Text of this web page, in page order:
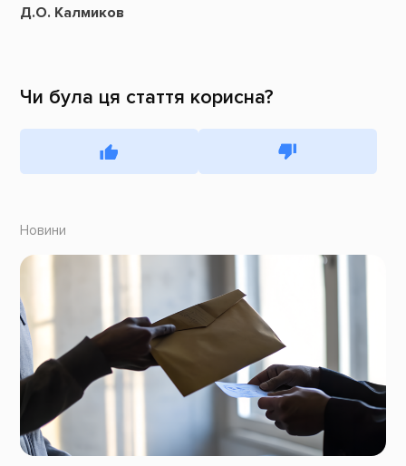
Д.О. Калмиков
Чи була ця стаття корисна?
Новини